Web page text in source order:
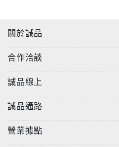
關於誠品
合作洽談
誠品線上
誠品通路
營業據點